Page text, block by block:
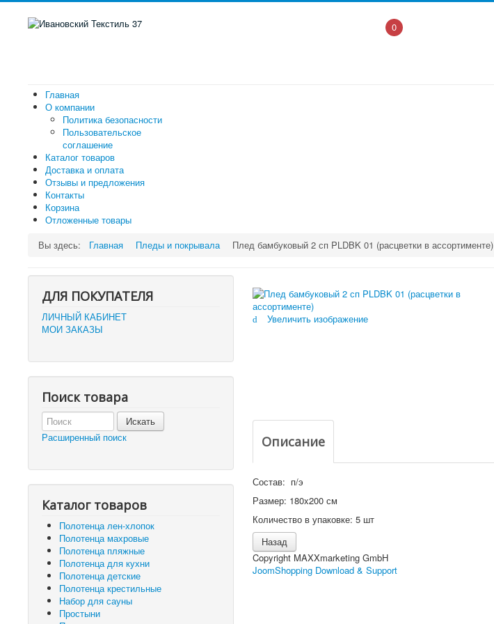
0
Главная
О компании
Политика безопасности
Пользовательское
соглашение
Каталог товаров
Доставка и оплата
Отзывы и предложения
Контакты
Корзина
Отложенные товары
Вы здесь:
Главная Пледы и покрывала Плед бамбуковый 2 сп PLDBK 01 (расцветки в ассортименте)
ДЛЯ ПОКУПАТЕЛЯ
ЛИЧНЫЙ КАБИНЕТ
МОИ ЗАКАЗЫ
Поиск товара
Расширенный поиск
Каталог товаров
Полотенца лен-хлопок
Полотенца махровые
Полотенца пляжные
Полотенца для кухни
Полотенца детские
Полотенца крестильные
Набор для сауны
Простыни
Увеличить изображение
Описание
Состав: п/э
Размер: 180x200 см
Количество в упаковке: 5 шт
Copyright MAXXmarketing GmbH
JoomShopping Download & Support